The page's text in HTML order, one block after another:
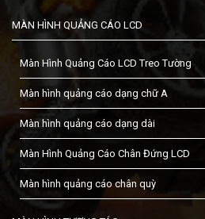
MÀN HÌNH QUẢNG CÁO LCD
Màn Hình Quảng Cáo LCD Treo Tường
Màn hình quảng cáo dạng chữ A
Màn hình quảng cáo dạng dài
Màn Hình Quảng Cáo Chân Đứng LCD
Màn hình quảng cáo chân quỳ